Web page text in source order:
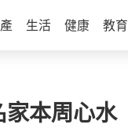
生活 健康 教育
家本周心水